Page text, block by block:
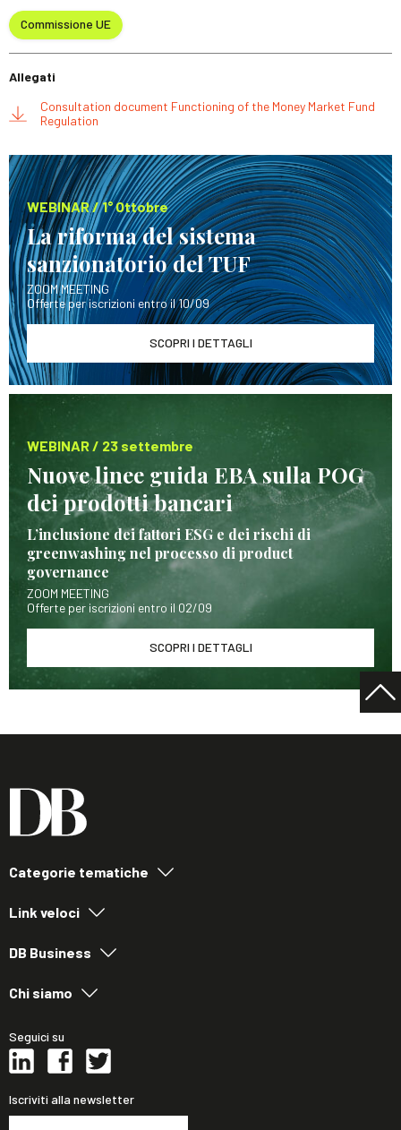
Commissione UE
Allegati
Consultation document Functioning of the Money Market Fund
Regulation
WEBINAR / 1° Ottobre
La riforma del sistema
sanzionatorio del TUF
ZOOM MEETING
Offerte per iscrizioni entro il 10/09
SCOPRI I DETTAGLI
WEBINAR / 23 settembre
Nuove linee guida EBA sulla POG
dei prodotti bancari
L’inclusione dei fattori ESG e dei rischi di
greenwashing nel processo di product
governance
ZOOM MEETING
Offerte per iscrizioni entro il 02/09
SCOPRI I DETTAGLI
Categorie tematiche
Link veloci
DB Business
Chi siamo
Seguici su
Iscriviti alla newsletter